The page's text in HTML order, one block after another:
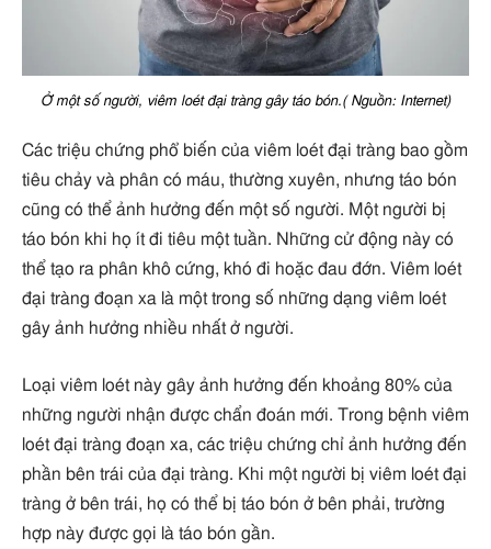
Ở một số người, viêm loét đại tràng gây táo bón.( Nguồn: Internet)
Các triệu chứng phổ biến của viêm loét đại tràng bao gồm
tiêu chảy và phân có máu, thường xuyên, nhưng táo bón
cũng có thể ảnh hưởng đến một số người. Một người bị
táo bón khi họ ít đi tiêu một tuần. Những cử động này có
thể tạo ra phân khô cứng, khó đi hoặc đau đớn. Viêm loét
đại tràng đoạn xa là một trong số những dạng viêm loét
gây ảnh hưởng nhiều nhất ở người.
Loại viêm loét này gây ảnh hưởng đến khoảng 80% của
những người nhận được chẩn đoán mới. Trong bệnh viêm
loét đại tràng đoạn xa, các triệu chứng chỉ ảnh hưởng đến
phần bên trái của đại tràng. Khi một người bị viêm loét đại
tràng ở bên trái, họ có thể bị táo bón ở bên phải, trường
hợp này được gọi là táo bón gần.